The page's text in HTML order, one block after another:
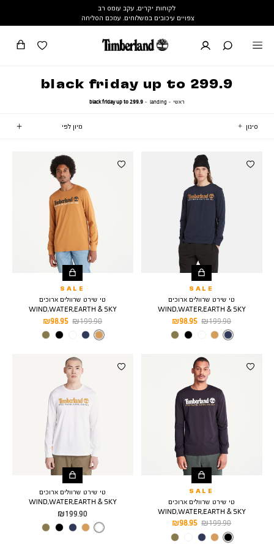
לקוחות יקרים, עקב עומס רב
צפויים עיכובים במשלוחים. עמכם הסליחה
black friday up to 299.9
ראשי ראשיlanding
landing
black friday up to 299.9
black
סינון
SALE
טי שירט שרוולים ארוכים
WIND,WATER,EARTH & SKY
מחיר
מוצר
98.95 ₪
מחיר
רגיל
199.90 ₪
צבע
DARK
SALE
טי שירט שרוולים ארוכים
WIND,WATER,EARTH & SKY
מחיר
מוצר
98.95 ₪
מחיר
רגיל
199.90 ₪
צבע
WHEAT
SALE
טי שירט שרוולים ארוכים
WIND,WATER,EARTH & SKY
מחיר
98.95 ₪
מחיר
רגיל
199.90 ₪
צבע
BLACK
טי שירט שרוולים ארוכים
WIND,WATER,EARTH & SKY
מחיר
מוצר
199.90 ₪
צבע
WHITE